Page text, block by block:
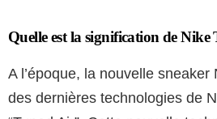
Quelle est la signification de Nike
A l’époque, la nouvelle sneaker
des dernières technologies de